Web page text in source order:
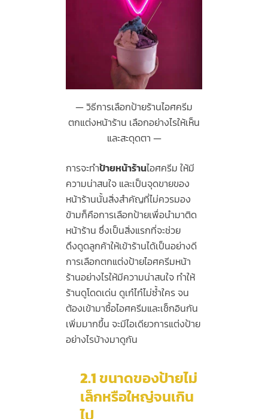
วิธีการเลือกป้ายร้านไอศครีม
ตกแต่งหน้าร้าน เลือกอย่างไรให้เห็น
และสะดุดตา
การจะทำป้ายหน้าร้านไอศครีม ให้มี
ความน่าสนใจ และเป็นจุดขายของ
หน้าร้านนั้นสิ่งสำคัญที่ไม่ควรมอง
ข้ามก็คือการเลือกป้ายเพื่อนำมาติด
หน้าร้าน ซึ่งเป็นสิ่งแรกที่จะช่วย
ดึงดูดลูกค้าให้เข้าร้านได้เป็นอย่างดี
การเลือกตกแต่งป้ายไอศครีมหน้า
ร้านอย่างไรให้มีความน่าสนใจ ทำให้
ร้านดูโดดเด่น ดูเก๋ไก๋ไม่ซ้ำใคร จน
ต้องเข้ามาซื้อไอศครีมและเช็กอินกัน
เพิ่มมากขึ้น จะมีไอเดียวการแต่งป้าย
อย่างไรบ้างมาดูกัน
2.1ขนาดของป้ายไม่
เล็กหรือใหญ่จนเกิน